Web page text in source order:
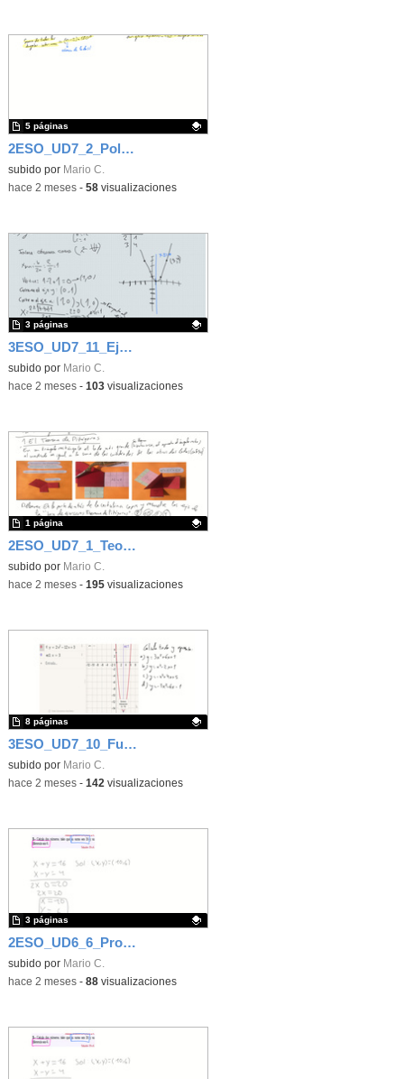
2ESO_UD7_2_Polígonos
Contenido educativo.
subido por Mario C.
5 páginas
-hace 2 meses- 58visualizaciones
3ESO_UD7_11_Ejercicios de Función cuadrática
Contenido educativo.
subido por Mario C.
3 páginas
-hace 2 meses- 103visualizaciones
2ESO_UD7_1_Teorema de Pitágoras
Contenido educativo.
subido por Mario C.
1 página
-hace 2 meses- 195visualizaciones
3ESO_UD7_10_Función cuadrática
Contenido educativo.
subido por Mario C.
8 páginas
-hace 2 meses- 142 visualizaciones
2ESO_UD6_6_Problemas de sistemas
Contenido educativo.
subido por Mario C.
3 páginas
-hace 2 meses- 88visualizaciones